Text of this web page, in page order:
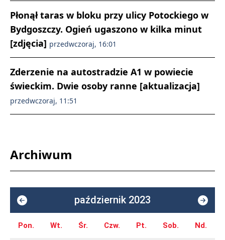
Płonął taras w bloku przy ulicy Potockiego w
Bydgoszczy. Ogień ugaszono w kilka minut
[zdjęcia] przedwczoraj, 16:01
Zderzenie na autostradzie A1 w powiecie
świeckim. Dwie osoby ranne [aktualizacja]
przedwczoraj, 11:51
Archiwum
październik 2023
Pon. Wt. Śr. Czw. Pt. Sob. Nd.